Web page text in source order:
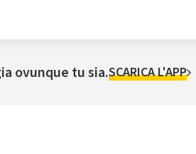
ovunque tu sia.SCARICA L'APP